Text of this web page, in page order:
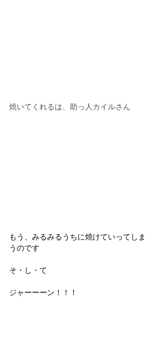
焼いてくれるは、助っ人カイルさん
もう、みるみるうちに焼けていってしま
うのです
そ・し・て
ジャーーーン！！！